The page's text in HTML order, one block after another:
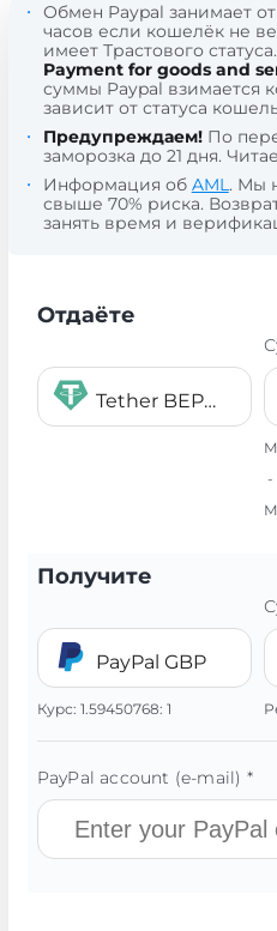
Обмен Paypal занимает
часов если кошелёк не
имеет Трастового статуса.
Payment for goods and
суммы Paypal взимается
зависит от статуса
Предупреждаем!По
заморозка до 21 дня.
Информация об AML. Мы
свыше 70% риска.
занять время и
Отдаёте
Tether BEP20 USDT
-
Получите
PayPal GBP
Курс: 1.59450768: 1
PayPal account (e-mail) *